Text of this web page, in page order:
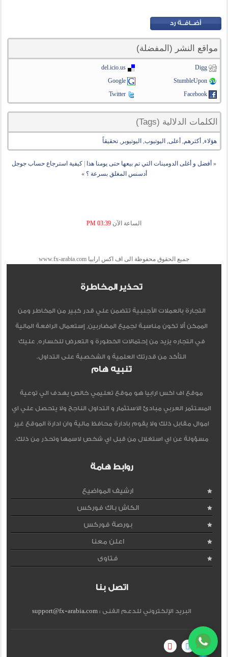
مواقع النشر (المفضلة)
Digg
del.icio.us
StumbleUpon
Google
Facebook
Twitter
الكلمات الدلالية (Tags)
هؤلاء, أكثرهم, أعلى, اليوتيوب, اليوتيوبر ,تحقيقاً
« أفضل و أغلى الدومينات التي تم بيعها حتى يومنا هذا
كيفية استرجاع حساب جوجل
أدسنس المغلق بسرعة ؟ »
الساعة الآن 03:39 PM
جميع الحقوق محفوظة الى اف اكس ارابيا www.fx-arabia.com
تحذير المخاطرة
التجارة بالعملات الأجنبية تتضمن علي قدر كبير من المخاطر ومن
الممكن ألا تكون مناسبة لجميع المضاربين, إستعمال الرافعة المالية
في التجاره يزيد من إحتمالات الخطورة و التعرض للخساره, عليك
التأكد من قدرتك العلمية و الشخصية على التداول.
تنبيه هام
موقع اف اكس ارابيا هو موقع تعليمي خالص يهدف الي توعية
المستثمر العربي مبادئ الاستثمار و التداول الناجح ولا يتحصل علي اي
اموال مقابل ذلك ولا يقوم بادارة محافظ مالية وان ادارة الموقع غير
مسؤولة عن اي استغلال من قبل اي شخص لاسمها وتحذر من ذلك.
روابط هامة
ارشيف المواضيع
الكاش باك فوركس
بورصة فوركس
اعلن معنا
فتاوى
اتصل بنا
البريد الإلكتروني للدعم الفنى :support@fx-arabia.com